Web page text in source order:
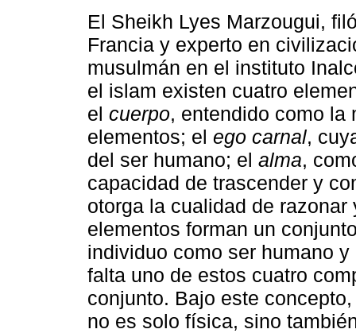
El Sheikh Lyes Marzougui,
Francia y experto en
musulmán en el instituto
el islam existen cuatro
el cuerpo, entendido como la
elementos; el ego carnal,
del ser humano; el alma,
capacidad de trascender y
otorga la cualidad de
elementos forman un
individuo como ser humano
falta uno de estos cuatro
conjunto. Bajo este
no es solo física, sino